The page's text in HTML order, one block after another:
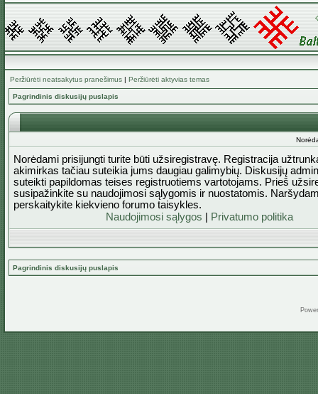
Peržiūrėti neatsakytus pranešimus | Peržiūrėti aktyvias temas
Pagrindinis diskusijų puslapis
Norėdami prisijungti turite būti užsiregistravę. Registracija
akimirkas tačiau suteikia jums daugiau galimybių. Diskusijų
suteikti papildomas teises registruotiems vartotojams. Prieš
susipažinkite su naudojimosi sąlygomis ir nuostatomis.
perskaitykite kiekvieno forumo taisykles.
Naudojimosi sąlygos
Privatumo politika
Pagrindinis diskusijų puslapis